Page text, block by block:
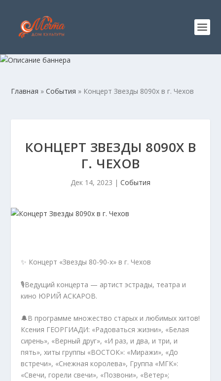
Главная »События » Концерт Звезды 8090х в г. Чехов
КОНЦЕРТ ЗВЕЗДЫ 8090Х В
Г. ЧЕХОВ
Дек 14, 2023 | События
✨ Концерт «Звезды 80-90-х» в г. Чехов
🎙️Ведущий концерта — артист эстрады, театра и
кино ЮРИЙ АСКАРОВ.
🔔В программе множество старых и любимых хитов!
Ксения ГЕОРГИАДИ: «Радоваться жизни», «Белая
сирень», «Верный друг», «И раз, и два, и три, и
пять», хиты группы «ВОСТОК»: «Миражи», «До
встречи», «Снежная королева», Группа «МГК»:
«Свечи, горели свечи», «Позвони», «Ветер»;